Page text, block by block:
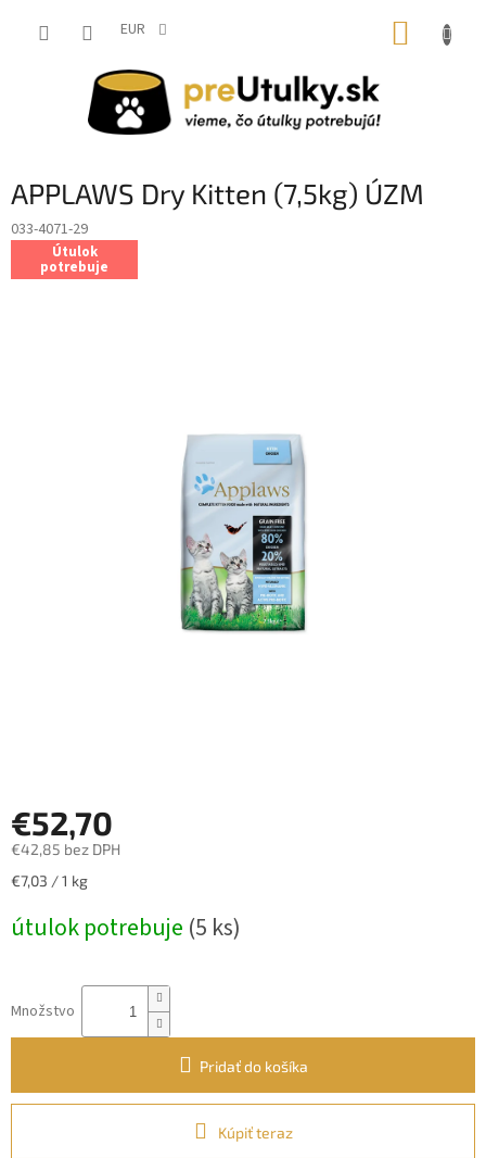
EUR
APPLAWS Dry Kitten (7,5kg) ÚZM
033-4071-29
Útulok
potrebuje
€52,70
€42,85 bez DPH
Jednotková
€7,03 / 1 kg
útulok potrebuje (5 ks)
Množstvo
Pridať do košíka
Kúpiť teraz